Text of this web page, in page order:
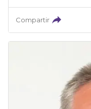
Compartir